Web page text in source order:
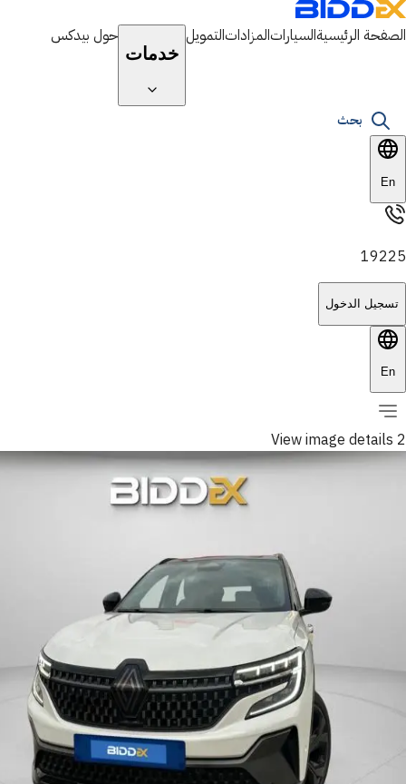
الصفحة الرئيسيةالسياراتالمزاداتالتمويل
خدمات
حول بيدكس
بحث
En
19225
تسجيل الدخول
En
View image details 2